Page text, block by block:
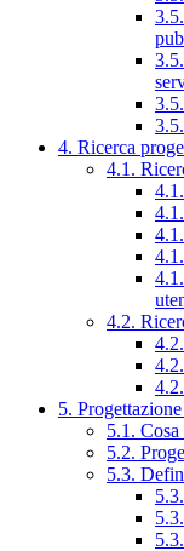
4. Ricerca
4.1.
4.2.
5.
5.1.
5.2.
5.3.